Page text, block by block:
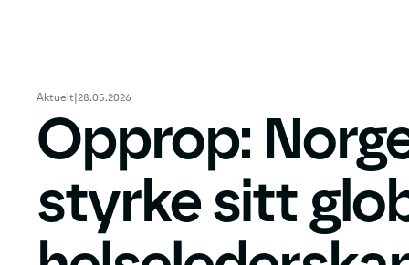
Aktuelt| 28.05.2026
Opprop:
styrke sitt